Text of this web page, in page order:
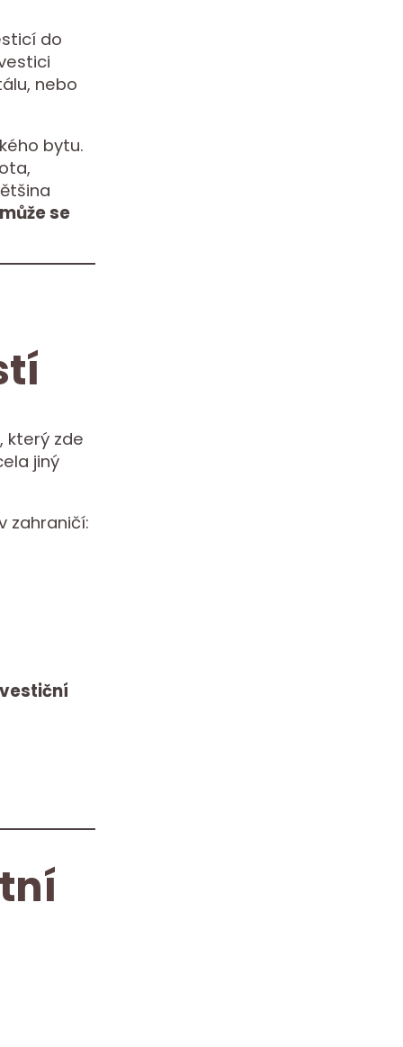
do
nebo
bytu.
se
který zde
jiný
zahraničí: